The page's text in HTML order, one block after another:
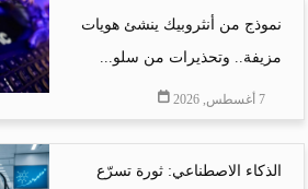
نموذج من أنثروبيك ينشئ هويات
مزيفة.. وتحذيرات من سلو...
7 أغسطس, 2026
الذكاء الاصطناعي: ثورة تسرّع